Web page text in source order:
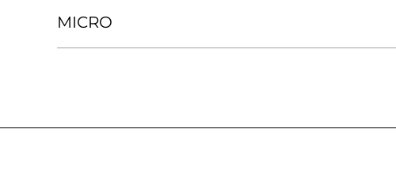
MICRO